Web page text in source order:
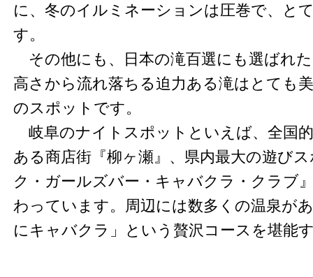
に、冬のイルミネーションは圧巻で、と
す。
その他にも、日本の滝百選にも選ばれ
高さから流れ落ちる迫力ある滝はとても
のスポットです。
岐阜のナイトスポットといえば、全国
ある商店街『柳ヶ瀬』、県内最大の遊び
ク・ガールズバー・キャバクラ・クラブ
わっています。周辺には数多くの温泉が
にキャバクラ」という贅沢コースを堪能